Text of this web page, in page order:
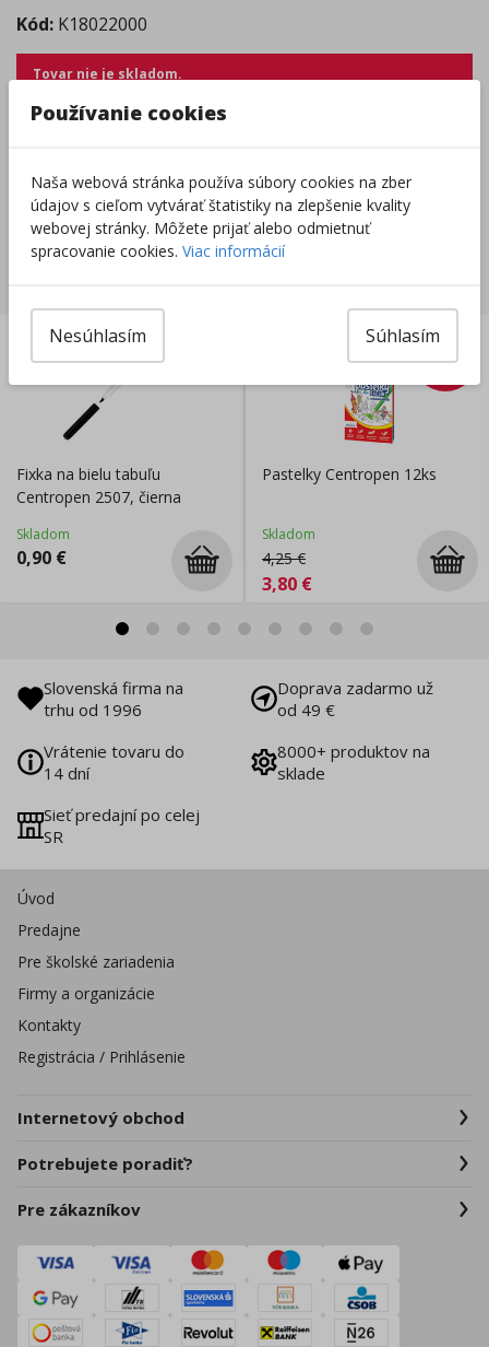
Kód: K18022000
Tovar nie je skladom.
Zobraziť dostupnosť v predajniach
Výrobca/Distribútor
Fixka na bielu tabuľu
Centropen 2507, čierna
Skladom
0,90 €
len
DOBRÁ
Pastelky Centropen 12ks
Skladom
4,25€
3,80 €
Slovenská firma na
trhu od 1996
Doprava zadarmo už
od 49 €
Vrátenie tovaru do
14 dní
8000+ produktov na
sklade
Sieť predajní po celej
SR
Úvod
Predajne
Pre školské zariadenia
Firmy a organizácie
Kontakty
Registrácia / Prihlásenie
Internetový obchod
Potrebujete poradiť?
Pre zákazníkov
Používanie cookies
Naša webová stránka používa súbory cookies na zber
údajov s cieľom vytvárať štatistiky na zlepšenie kvality
webovej stránky. Môžete prijať alebo odmietnuť
spracovanie cookies. Viac informácií
Súhlasím
Nesúhlasím